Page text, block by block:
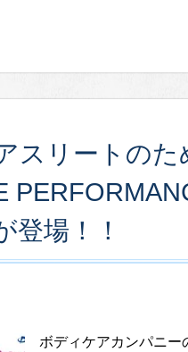
スリートのた
登場！！
ボディケアカンパニー